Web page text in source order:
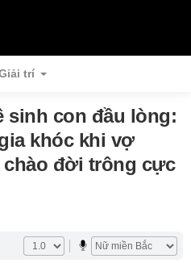
trí
sinh con đầu lòng:
khóc khi vợ
đời trông cực